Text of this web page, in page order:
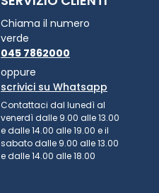
Chiama il numero
verde
045 7862000
oppure
scrivici su Whatsapp
Contattaci dal lunedì al
venerdì dalle 9.00 alle 13.00
e dalle 14.00 alle 19.00 e il
sabato dalle 9.00 alle 13.00
e dalle 14.00 alle 18.00